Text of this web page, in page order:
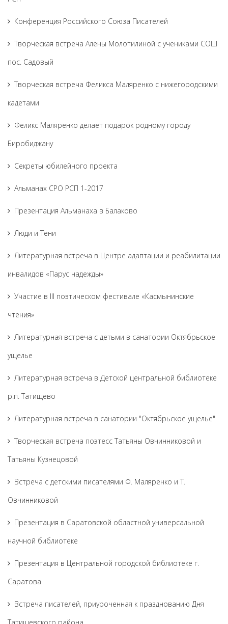
Конференция Российского Союза Писателей
Творческая встреча Алёны Молотилиной с учениками СОШ
пос. Садовый
Творческая встреча Феликса Маляренко с нижегородскими
кадетами
Феликс Маляренко делает подарок родному городу
Биробиджану
Секреты юбилейного проекта
Альманах СРО РСП 1-2017
Презентация Альманаха в Балаково
Люди и Тени
Литературная встреча в Центре адаптации и реабилитации
инвалидов «Парус надежды»
Участие в III поэтическом фестивале «Касмынинские
чтения»
Литературная встреча с детьми в санатории Октябрьское
ущелье
Литературная встреча в Детской центральной библиотеке
р.п. Татищево
Литературная встреча в санатории "Октябрьское ущелье"
Творческая встреча поэтесс Татьяны Овчинниковой и
Татьяны Кузнецовой
Встреча с детскими писателями Ф. Маляренко и Т.
Овчинниковой
Презентация в Саратовской областной универсальной
научной библиотеке
Презентация в Центральной городской библиотеке г.
Саратова
Встреча писателей, приуроченная к празднованию Дня